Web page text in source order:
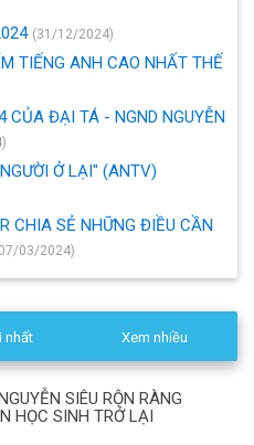
(31/12/2024)
TIẾNG ANH CAO NHẤT THẾ
CỦA ĐẠI TÁ - NGND NGUYỄN
Ở LẠI" (ANTV)
CHIA SẺ NHỮNG ĐIỀU CẦN
03/2024)
nhất Xem nhiều
SIÊU RỘN RÀNG
HỌC SINH TRỞ LẠI